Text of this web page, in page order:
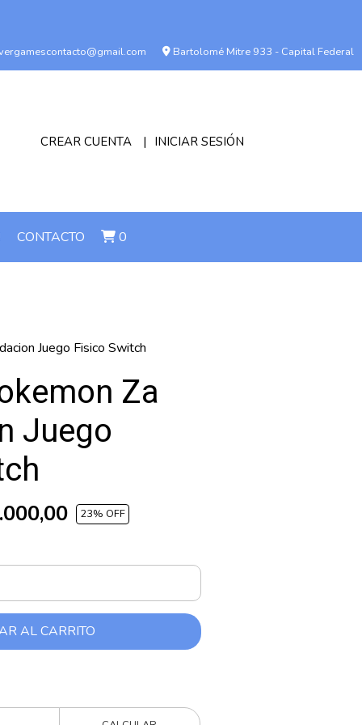
Bartolomé Mitre 933 - Capital Federal
CREAR CUENTA INICIAR SESIÓN
CONTACTO 0
Juego Fisico Switch
Za
Juego
23% OFF
AL CARRITO